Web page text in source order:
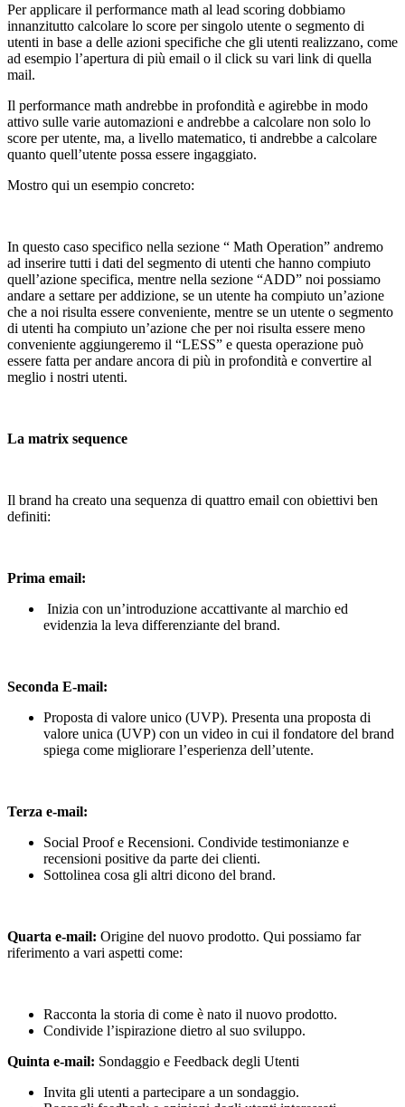
Per applicare il performance math al lead scoring dobbiamo
innanzitutto calcolare lo score per singolo utente o segmento di
utenti in base a delle azioni specifiche che gli utenti realizzano, come
ad esempio l’apertura di più email o il click su vari link di quella
mail.
Il performance math andrebbe in profondità e agirebbe in modo
attivo sulle varie automazioni e andrebbe a calcolare non solo lo
score per utente, ma, a livello matematico, ti andrebbe a calcolare
quanto quell’utente possa essere ingaggiato.
Mostro qui un esempio concreto:
In questo caso specifico nella sezione “ Math Operation” andremo
ad inserire tutti i dati del segmento di utenti che hanno compiuto
quell’azione specifica, mentre nella sezione “ADD” noi possiamo
andare a settare per addizione, se un utente ha compiuto un’azione
che a noi risulta essere conveniente, mentre se un utente o segmento
di utenti ha compiuto un’azione che per noi risulta essere meno
conveniente aggiungeremo il “LESS” e questa operazione può
essere fatta per andare ancora di più in profondità e convertire al
meglio i nostri utenti.
La matrix sequence
Il brand ha creato una sequenza di quattro email con obiettivi ben
definiti:
Prima email:
Inizia con un’introduzione accattivante al marchio ed
evidenzia la leva differenziante del brand.
Seconda E-mail:
Proposta di valore unico (UVP). Presenta una proposta di
valore unica (UVP) con un video in cui il fondatore del brand
spiega come migliorare l’esperienza dell’utente.
Terza e-mail:
Social Proof e Recensioni. Condivide testimonianze e
recensioni positive da parte dei clienti.
Sottolinea cosa gli altri dicono del brand.
Quarta e-mail: Origine del nuovo prodotto. Qui possiamo far
riferimento a vari aspetti come:
Racconta la storia di come è nato il nuovo prodotto.
Condivide l’ispirazione dietro al suo sviluppo.
Quinta e-mail: Sondaggio e Feedback degli Utenti
Invita gli utenti a partecipare a un sondaggio.